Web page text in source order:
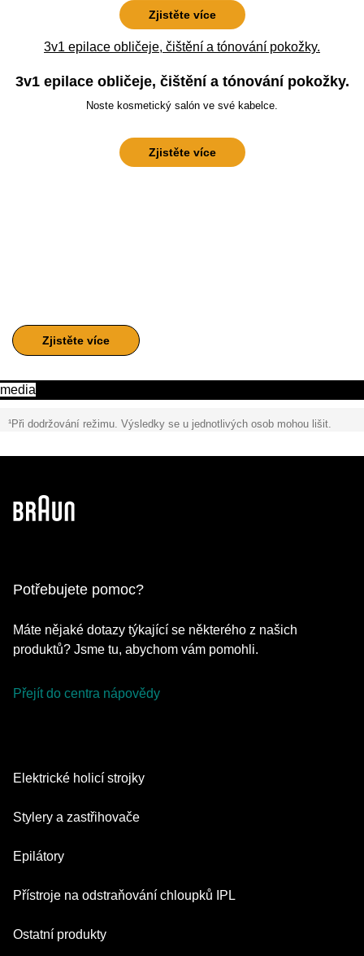
Zjistěte více
3v1 epilace obličeje, čištění a tónování pokožky.
3v1 epilace obličeje, čištění a tónování pokožky.
Noste kosmetický salón ve své kabelce.
Zjistěte více
Zjistěte více
media
¹Při dodržování režimu. Výsledky se u jednotlivých osob mohou lišit.
Potřebujete pomoc?
Máte nějaké dotazy týkající se některého z našich
produktů? Jsme tu, abychom vám pomohli.
Přejít do centra nápovědy
Elektrické holicí strojky
Series 9 Pro
Series 3
Stylery a zastřihovače
Zastřihovače vousů
Series X
Epilátory
Silk·épil SkinSpa
Přístroje na odstraňování chloupků IPL
Skin i·expert
Ostatní produkty